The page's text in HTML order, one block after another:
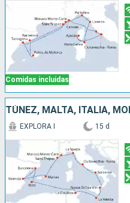
Comidas incluidas
EXPLORA I 15 d